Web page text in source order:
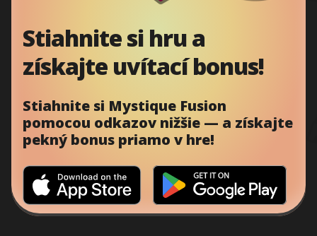
Stiahnite si hru a
získajte uvítací bonus!
Stiahnite si Mystique Fusion
pomocou odkazov nižšie — a získajte
pekný bonus priamo v hre!